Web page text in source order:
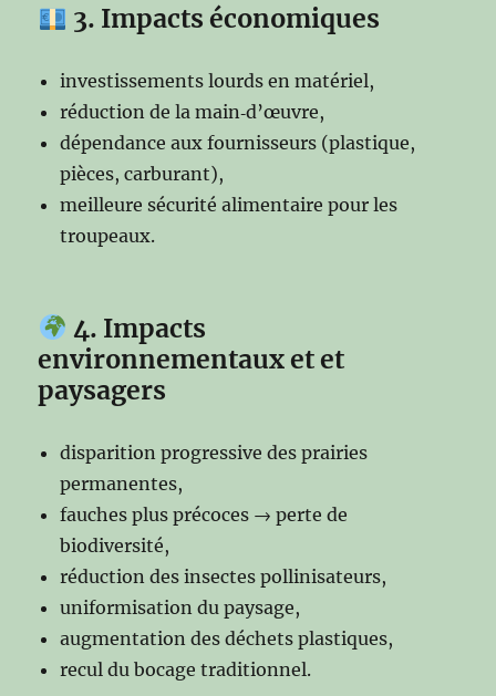
3. Impacts économiques
investissements lourds en matériel,
réduction de la main‑d’œuvre,
dépendance aux fournisseurs (plastique,
pièces, carburant),
meilleure sécurité alimentaire pour les
troupeaux.
4. Impacts
environnementaux etet
paysagers
disparition progressive des prairies
permanentes,
fauches plus précoces → perte de
biodiversité,
réduction des insectes pollinisateurs,
uniformisation du paysage,
augmentation des déchets plastiques,
recul du bocage traditionnel.